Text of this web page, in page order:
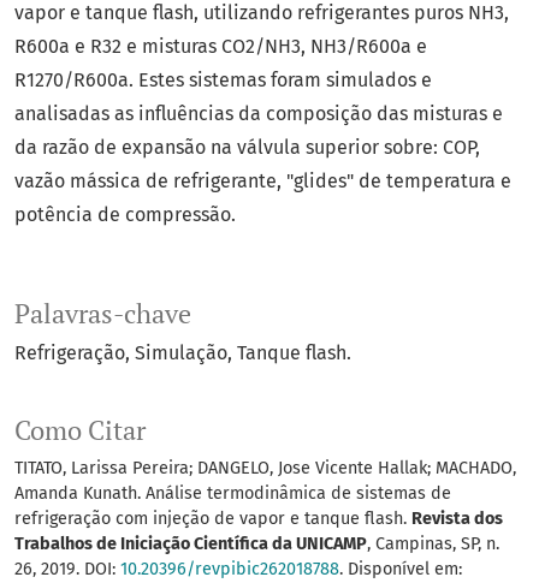
Palavras-chave
Refrigeração Simulação Tanque flash.
Como Citar
TITATO, Larissa Pereira; DANGELO, Jose Vicente Hallak; MACHADO,
Amanda Kunath. Análise termodinâmica de sistemas de
refrigeração com injeção de vapor e tanque flash. Revista dos
Trabalhos de Iniciação Científica da UNICAMP, Campinas, SP, n.
26, 2019. DOI: 10.20396/revpibic262018788. Disponível em:
vapor e tanque flash, utilizando refrigerantes puros NH3,
R600a e R32 e misturas CO2/NH3, NH3/R600a e
R1270/R600a. Estes sistemas foram simulados e
analisadas as influências da composição das misturas e
da razão de expansão na válvula superior sobre: COP,
vazão mássica de refrigerante, "glides" de temperatura e
potência de compressão.